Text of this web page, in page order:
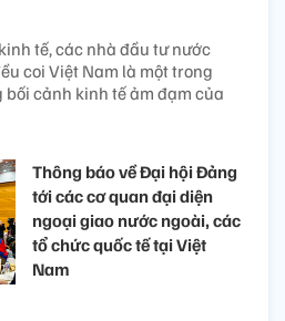
tế, các nhà đầu tư nước
coi Việt Nam là một trong
cảnh kinh tế ảm đạm của
Thông báo về Đại hội Đảng
tới các cơ quan đại diện
ngoại giao nước ngoài, các
tổ chức quốc tế tại Việt
Nam